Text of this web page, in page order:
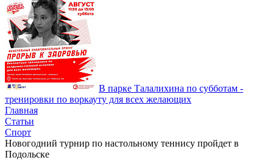
В парке Талалихина по субботам -
тренировки по воркауту для всех желающих
Главная
Статьи
Спорт
Новогодний турнир по настольному теннису пройдет в
Подольске